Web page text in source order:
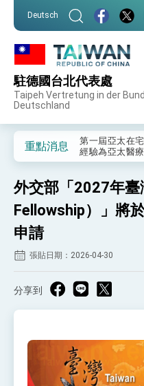
Deutsch
駐德國台北代表處
Taipeh Vertretung in der
Deutschland
重點消息
外交部重要言論
事處」，進一
第一屆亞太在
經驗為亞太醫
及「台灣智慧
世界展現台灣
總統出訪史瓦
走向世界 盼與
總統與五院院
國家邁出合作第
總統農曆春節談
疊加 我輸美
總統接受「法
外交部「2027年
Fellowship）」將
申請
張貼日期：2026-04-30
分享到